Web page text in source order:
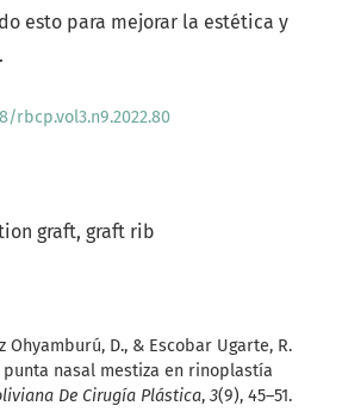
graft graft rib
Ohyamburú, D., & Escobar Ugarte, R.
punta nasal mestiza en rinoplastía
De Cirugía Plástica, 3(9), 45–51.
esto para mejorar la estética y
rbcp.vol3.n9.2022.80